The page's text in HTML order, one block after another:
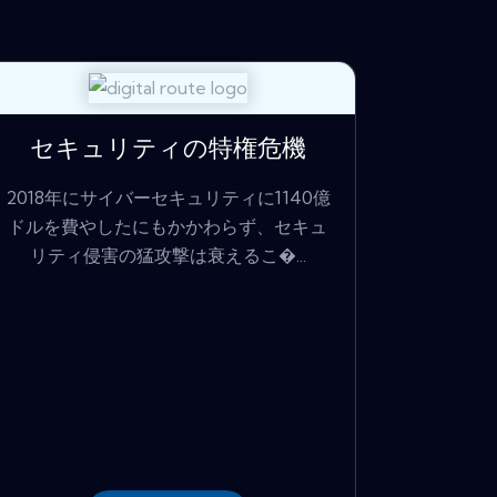
セキュリティの特権危機
2018年にサイバーセキュリティに1140億
ドルを費やしたにもかかわらず、セキュ
リティ侵害の猛攻撃は衰えるこ�...